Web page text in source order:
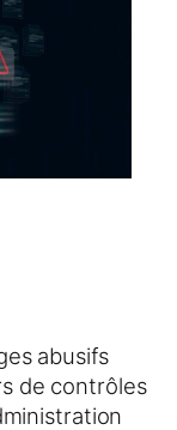
abusifs
de contrôles